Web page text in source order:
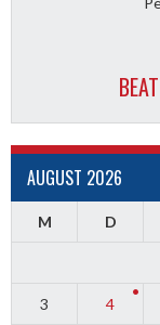
AUGUST 2026
M D
3 4